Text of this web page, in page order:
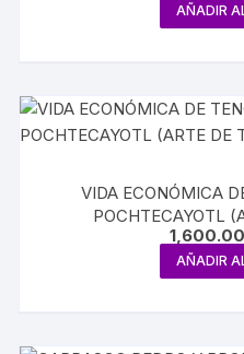
AÑADIR
VIDA ECONÓMICA
POCHTECAYOTL
1,600.00
AÑADIR